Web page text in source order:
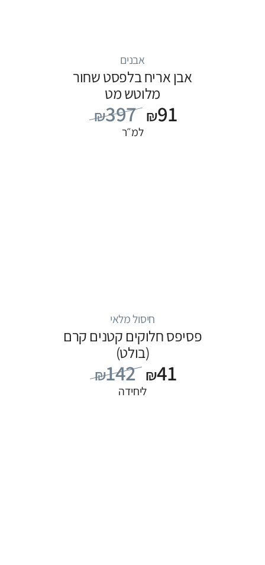
אבנים
אבן אריח בלפסט שחור
מלוטש מט
₪397 ₪91
למ״ר
חיסול מלאי
פסיפס חלוקים קטנים קרם
(בולט)
₪142 ₪41
ליחידה